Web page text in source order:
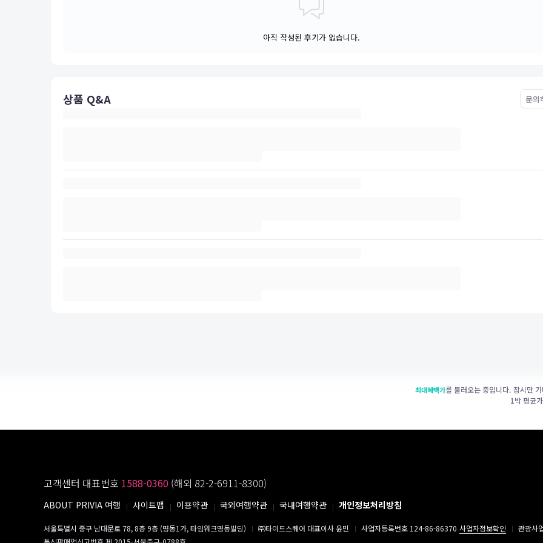
아직 작성된 후기가 없습니다.
상품 Q&A 문의
최대혜택가를 불러오는 중입니다. 잠시만
1박 평균
고객센터 대표번호 1588-0360 (해외 82-2-6911-8300)
ABOUT PRIVIA 여행 사이트맵 이용약관 국외여행약관 국내여행약관 개인정보처리방침
서울특별시 중구 남대문로 78, 8층 9층 (명동1가, 타임워크명동빌딩) ㈜타이드스퀘어 대표이사 윤민 사업자등록번호 124-86-86370 사업자정보확인
관광사